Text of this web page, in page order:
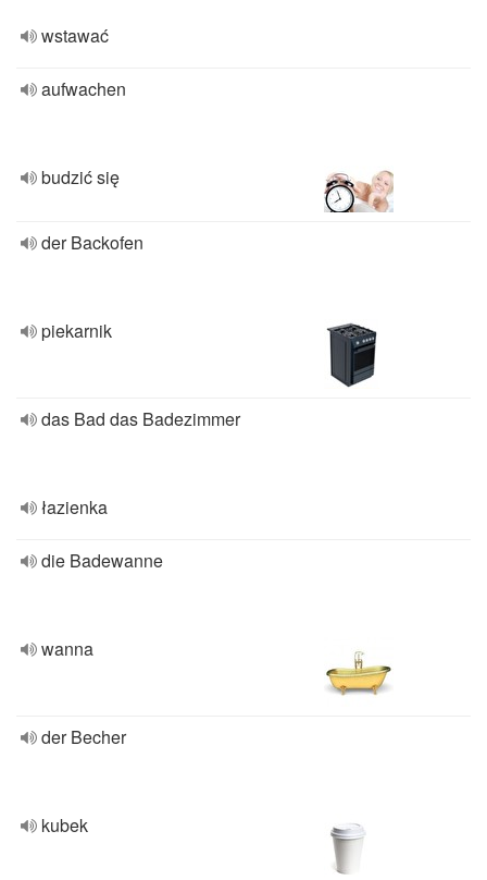
wstawać
aufwachen
budzić się
der Backofen
piekarnik
das Bad das Badezimmer
łazienka
die Badewanne
wanna
der Becher
kubek